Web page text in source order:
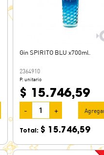
Gin SPIRITO BLU x700ml.
2364910
P. unitario
$ 15.746,59
- +
Total: $ 15.746,59